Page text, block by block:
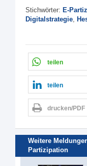
Stichwörter: E-
Digitalstrategie,
teilen
teilen
drucken/PDF
Weitere
Partizipation